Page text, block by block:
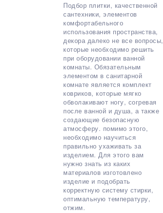
Подбор плитки, качественной
сантехники, элементов
комфортабельного
использования пространства,
декора далеко не все вопросы,
которые необходимо решить
при оборудовании ванной
комнаты. Обязательным
элементом в санитарной
комнате является комплект
ковриков, которые мягко
обволакивают ногу, согревая
после ванной и душа, а также
создающие безопасную
атмосферу. помимо этого,
необходимо научиться
правильно ухаживать за
изделием. Для этого вам
нужно знать из каких
материалов изготовлено
изделие и подобрать
корректную систему стирки,
оптимальную температуру,
отжим.